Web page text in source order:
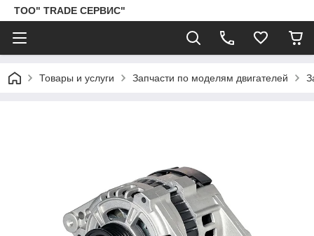
ТОО" TRADE СЕРВИС"
Товары и услуги Запчасти по моделям двигателей